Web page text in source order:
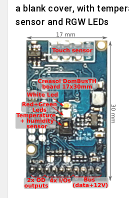
a blank cover, with
sensor and RGW LEDs